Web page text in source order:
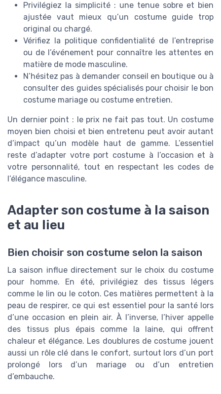
Privilégiez la simplicité : une tenue sobre et bien
ajustée vaut mieux qu’un costume guide trop
original ou chargé.
Vérifiez la politique confidentialité de l’entreprise
ou de l’événement pour connaître les attentes en
matière de mode masculine.
N’hésitez pas à demander conseil en boutique ou à
consulter des guides spécialisés pour choisir le bon
costume mariage ou costume entretien.
Un dernier point : le prix ne fait pas tout. Un costume
moyen bien choisi et bien entretenu peut avoir autant
d’impact qu’un modèle haut de gamme. L’essentiel
reste d’adapter votre port costume à l’occasion et à
votre personnalité, tout en respectant les codes de
l’élégance masculine.
Adapter son costume à la saison
et au lieu
Bien choisir son costume selon la saison
La saison influe directement sur le choix du costume
pour homme. En été, privilégiez des tissus légers
comme le lin ou le coton. Ces matières permettent à la
peau de respirer, ce qui est essentiel pour la santé lors
d’une occasion en plein air. À l’inverse, l’hiver appelle
des tissus plus épais comme la laine, qui offrent
chaleur et élégance. Les doublures de costume jouent
aussi un rôle clé dans le confort, surtout lors d’un port
prolongé lors d’un mariage ou d’un entretien
d’embauche.